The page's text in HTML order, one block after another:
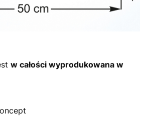
w całości wyprodukowana w